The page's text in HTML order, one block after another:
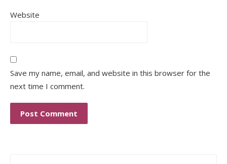
Website
Save my name, email, and website in this browser for the
next time I comment.